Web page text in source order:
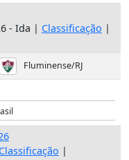
- Ida | Classificação |
Fluminense/RJ
Classificação |